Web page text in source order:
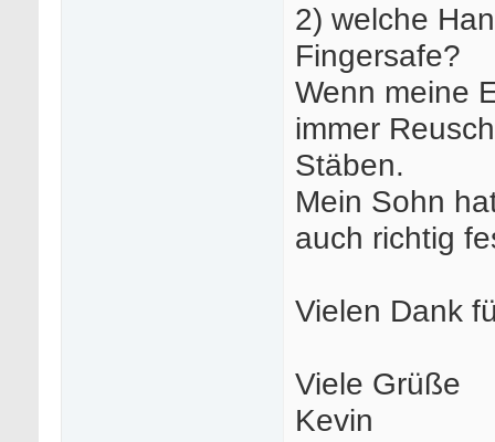
2) welche
Fingersafe?
Wenn meine
immer
Stäben.
Mein Sohn
auch richtig
Vielen Dank
Viele Grüße
Kevin